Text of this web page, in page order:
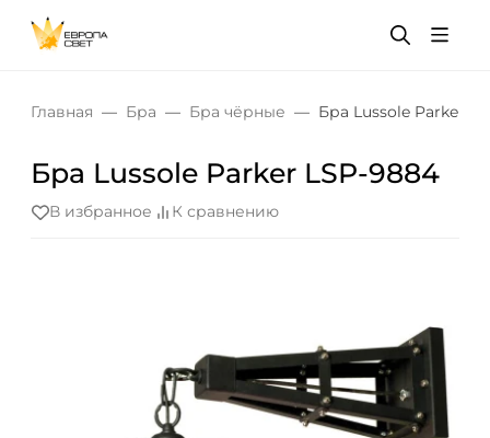
Главная Бра Бра чёрные Бра Lussole Parker
Бра Lussole Parker LSP-9884
В избранное К сравнению